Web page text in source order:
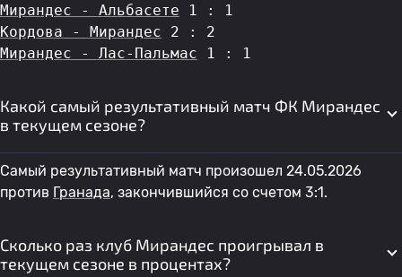
Мирандес - Альбасете 1 : 1
Кордова - Мирандес 2 : 2
Мирандес - Лас-Пальмас 1 : 1
Какой самый результативный матч ФК Мирандес
в текущем сезоне?
Самый результативный матч произошел 24.05.2026
против Гранада, закончившийся со счетом 3:1.
Сколько раз клуб Мирандес проигрывал в
текущем сезоне в процентах?